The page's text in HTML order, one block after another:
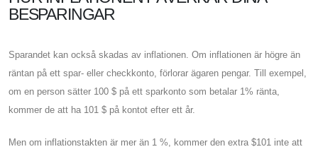
BESPARINGAR
Sparandet kan också skadas av inflationen. Om inflationen är högre än
räntan på ett spar- eller checkkonto, förlorar ägaren pengar. Till exempel,
om en person sätter 100 $ på ett sparkonto som betalar 1% ränta,
kommer de att ha 101 $ på kontot efter ett år.
Men om inflationstakten är mer än 1 %, kommer den extra $101 inte att